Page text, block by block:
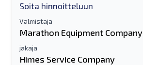
Soita hinnoitteluun
Valmistaja
Marathon Equipment Company
jakaja
Himes Service Company